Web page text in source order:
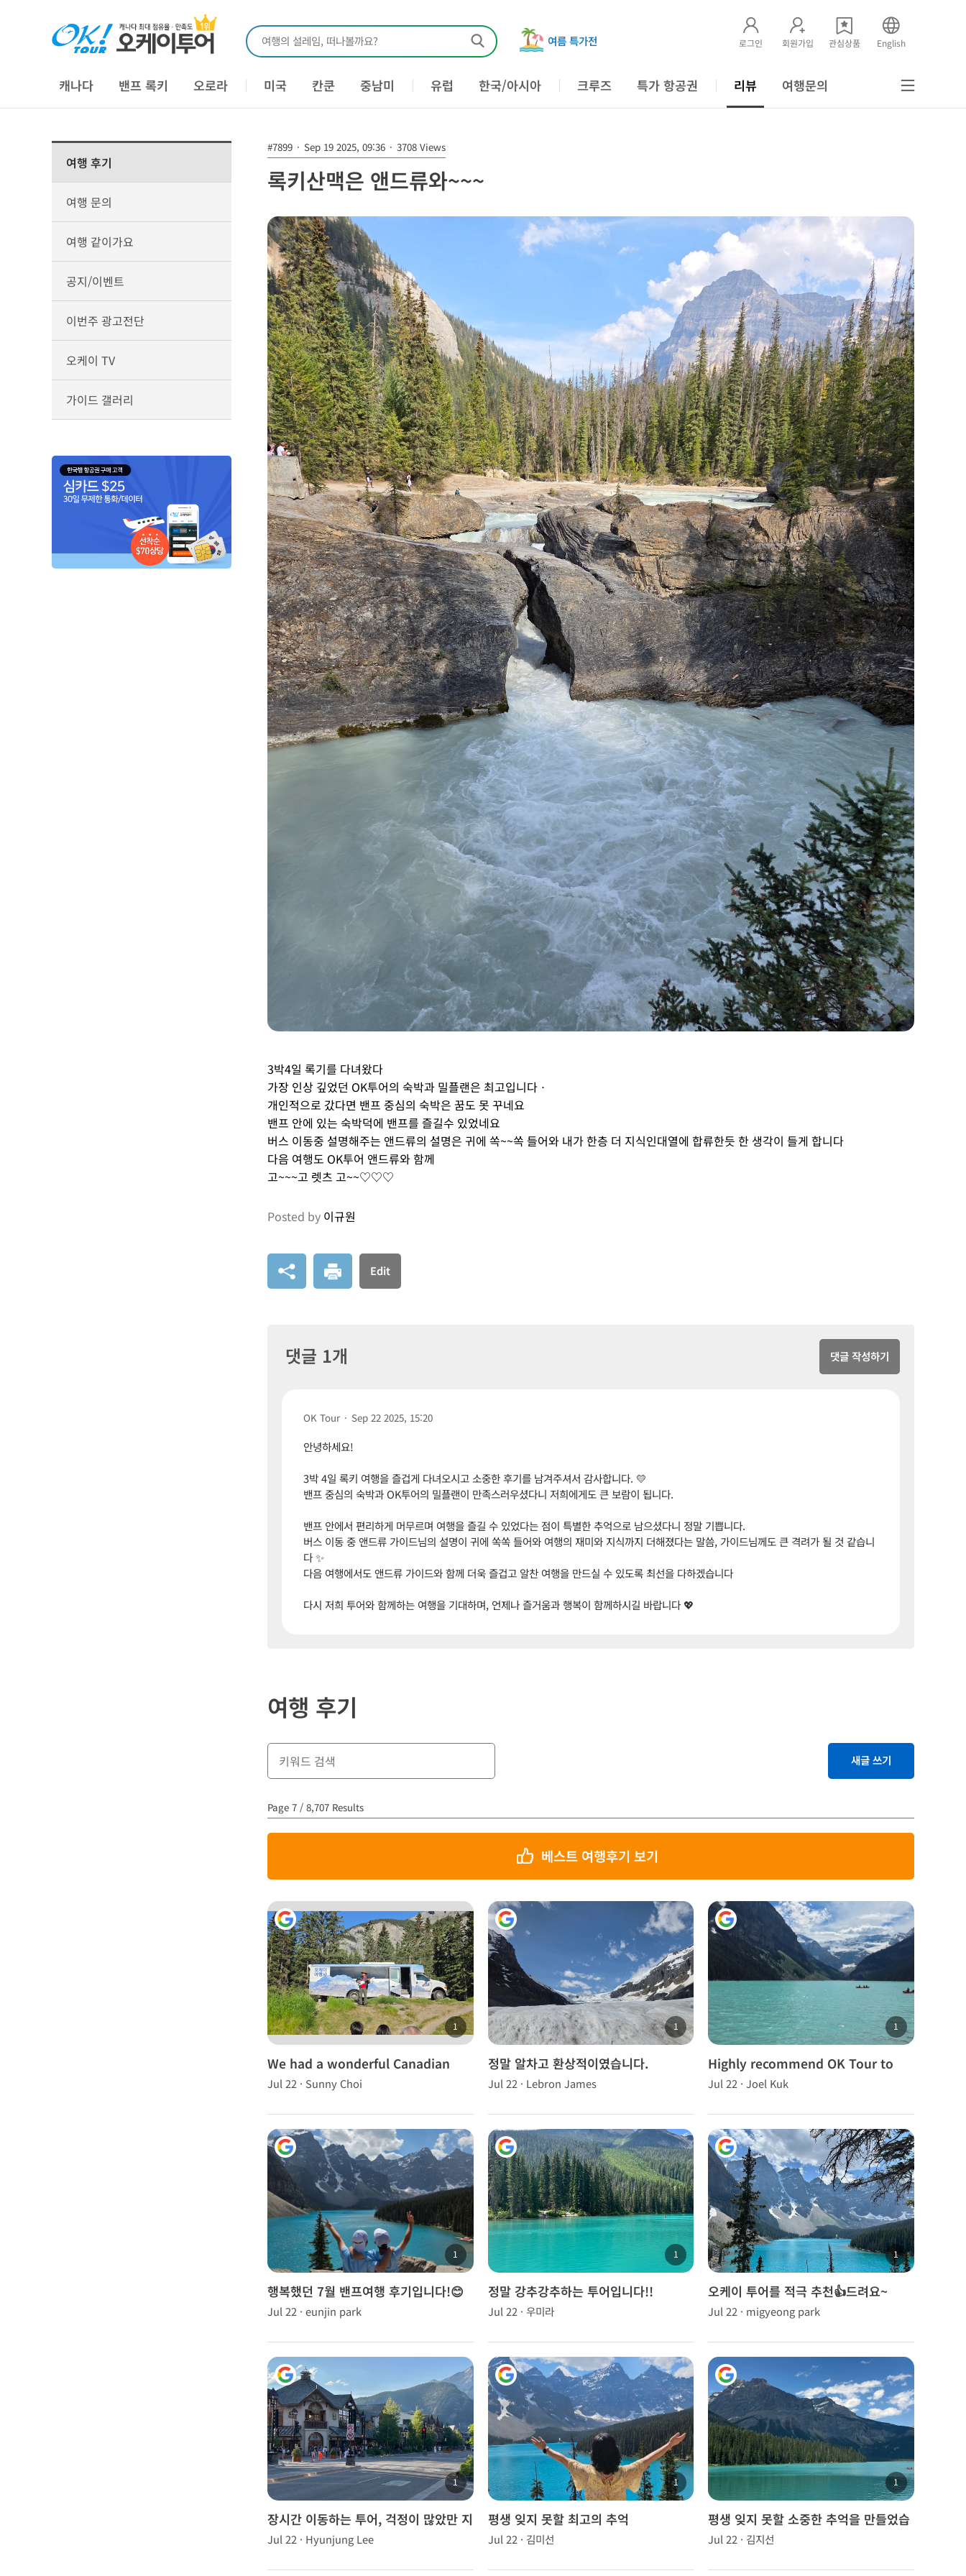
여행의 설레임, 떠나볼까요? 여름 특가전 로그인 회원가입 관심상품 English
캐나다 밴프 록키 오로라 미국 칸쿤 중남미 유럽 한국/아시아 크루즈 특가 항공권 리뷰 여행문의
여행 후기
여행 문의
여행 같이가요
공지/이벤트
이번주 광고전단
오케이 TV
가이드 갤러리
#7899 · Sep 19 2025, 09:36 · 3708 Views
록키산맥은 앤드류와~~~
3박4일 록기를 다녀왔다
가장 인상 깊었던 OK투어의 숙박과 밀플랜은 최고입니다ㆍ
개인적으로 갔다면 밴프 중심의 숙박은 꿈도 못 꾸네요
밴프 안에 있는 숙박덕에 밴프를 즐길수 있었네요
버스 이동중 설명해주는 앤드류의 설명은 귀에 쏙~~쏙 들어와 내가 한층 더 지식인대열에 합류한듯 한 생각이 들게 합니다
다음 여행도 OK투어 앤드류와 함께
고~~~고 렛츠 고~~♡♡♡
Posted by 이규원
Edit
댓글 1개 댓글 작성하기
OK Tour · Sep 22 2025, 15:20
안녕하세요!
3박 4일 록키 여행을 즐겁게 다녀오시고 소중한 후기를 남겨주셔서 감사합니다. 💛
밴프 중심의 숙박과 OK투어의 밀플랜이 만족스러우셨다니 저희에게도 큰 보람이 됩니다.
밴프 안에서 편리하게 머무르며 여행을 즐길 수 있었다는 점이 특별한 추억으로 남으셨다니 정말 기쁩니다.
버스 이동 중 앤드류 가이드님의 설명이 귀에 쏙쏙 들어와 여행의 재미와 지식까지 더해졌다는 말씀, 가이드님께도 큰 격려가 될 것 같습니
다 ✨
다음 여행에서도 앤드류 가이드와 함께 더욱 즐겁고 알찬 여행을 만드실 수 있도록 최선을 다하겠습니다
다시 저희 투어와 함께하는 여행을 기대하며, 언제나 즐거움과 행복이 함께하시길 바랍니다 💖
여행 후기
새글 쓰기
Page 7 / 8,707 Results
베스트 여행후기 보기
1
We had a wonderful Canadian
Rockies tour with OK Tour
Jul 22 · Sunny Choi
1
정말 알차고 환상적이였습니다.
Jul 22 · Lebron James
1
Highly recommend OK Tour to
anyone visiting the Canadian
Jul 22 · Joel Kuk
1
행복했던 7월 밴프여행 후기입니다!😊
🤍🩵
Jul 22 · eunjin park
1
정말 강추강추하는 투어입니다!!
Jul 22 · 우미라
1
오케이 투어를 적극 추천👍드려요~
Jul 22 · migyeong park
1
장시간 이동하는 투어, 걱정이 많았만 지
루하지 않게 설명해주셔서 즐거운 시간!
Jul 22 · Hyunjung Lee
1
평생 잊지 못할 최고의 추억
Jul 22 · 김미선
1
평생 잊지 못할 소중한 추억을 만들었습
니다.
Jul 22 · 김지선